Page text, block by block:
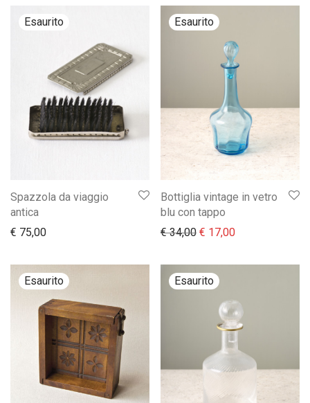
Spazzola da viaggio
antica
€ 75,00
Bottiglia vintage in vetro
blu con tappo
€34,00 Il prezzo originale era:
€ 17,00Il prezzo